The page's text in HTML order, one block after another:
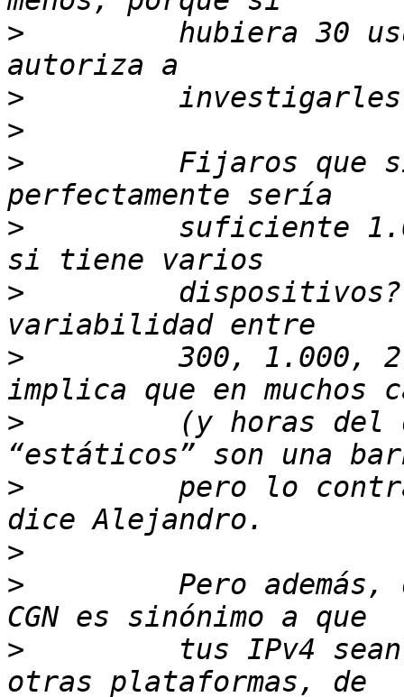
>
hubiera 30
>
>
>
Fijaros que
>
suficiente
>
>
300, 1.000,
>
(y horas del
>
pero lo
>
>
Pero además,
>
tus IPv4